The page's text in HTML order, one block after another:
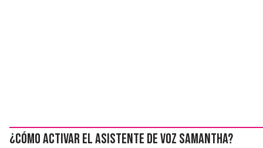
¿Cómo activar el asistente de voz Samantha?